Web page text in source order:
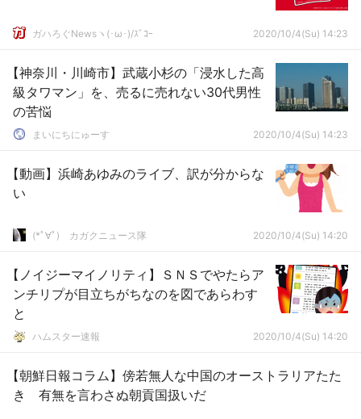
ガハろぐNewsヽ(･ω･)/ｽﾞｺｰ 2020/10/4(Su) 14:23
【神奈川・川崎市】武蔵小杉の「浸水した高
級タワマン」を、売るに売れない30代男性
の苦悩
まいにちにゅーす 2020/10/4(Su) 14:23
【動画】浜崎あゆみのライブ、訳が分からな
い
(*ﾟ∀ﾟ)ゞカガクニュース隊 2020/10/4(Su) 14:20
【ノイジーマイノリティ】ＳＮＳでやたらア
ンチリプが目立ちがちなのを図であらわす
と
ハムスター速報 2020/10/4(Su) 14:20
【朝鮮日報コラム】傍若無人な中国のオーストラリアたた
き 有無を言わさぬ朝貢国扱いだ